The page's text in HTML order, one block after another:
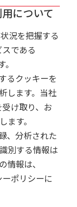
について
である
るクッキーを
します。当社
け取り、お
す。
、分析された
別する情報は
情報は、
ポリシーに